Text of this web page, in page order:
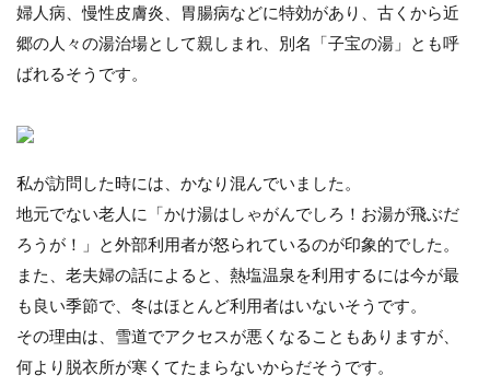
婦人病、慢性皮膚炎、胃腸病などに特効があり、古くから近
郷の人々の湯治場として親しまれ、別名「子宝の湯」とも呼
ばれるそうです。
私が訪問した時には、かなり混んでいました。
地元でない老人に「かけ湯はしゃがんでしろ！お湯が飛ぶだ
ろうが！」と外部利用者が怒られているのが印象的でした。
また、老夫婦の話によると、熱塩温泉を利用するには今が最
も良い季節で、冬はほとんど利用者はいないそうです。
その理由は、雪道でアクセスが悪くなることもありますが、
何より脱衣所が寒くてたまらないからだそうです。